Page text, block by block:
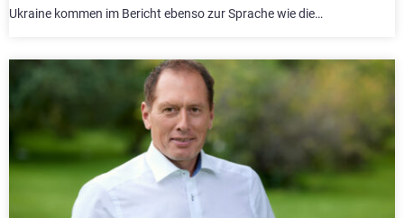
Ukraine kommen im Bericht ebenso zur Sprache wie die…